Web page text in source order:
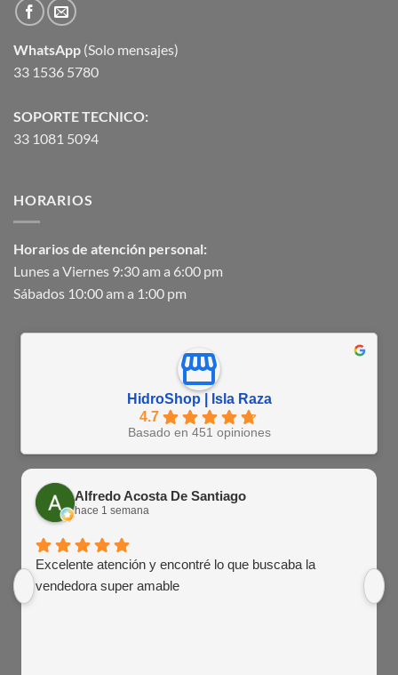
WhatsApp (Solo mensajes)
33 1536 5780
SOPORTE TECNICO:
33 1081 5094
HORARIOS
Horarios de atención personal:
Lunes a Viernes 9:30 am a 6:00 pm
Sábados 10:00 am a 1:00 pm
HidroShop | Isla Raza
4.7
Basado en 451 opiniones
Alfredo Acosta De Santiago
hace 1 semana
Excelente atención y encontré lo que buscaba la
vendedora super amable